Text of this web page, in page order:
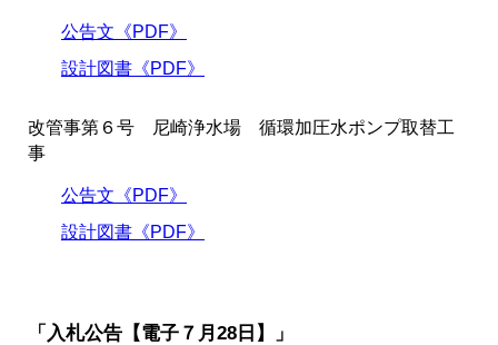
公告文《PDF》
設計図書《PDF》
改管事第６号 尼崎浄水場 循環加圧水ポンプ取替工
事
公告文《PDF》
設計図書《PDF》
「入札公告【電子７月28日】」